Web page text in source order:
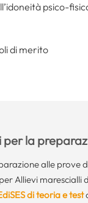
psico-
di merito
per la
alle prove
Allievi marescialli
di teoria e test